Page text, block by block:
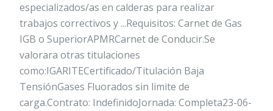
especializados/as en calderas para realizar
trabajos correctivos y ...Requisitos: Carnet de Gas
IGB o SuperiorAPMRCarnet de Conducir.Se
valorara otras titulaciones
como:IGARITECertificado/Titulación Baja
TensiónGases Fluorados sin limite de
carga.Contrato: IndefinidoJornada: Completa23-06-